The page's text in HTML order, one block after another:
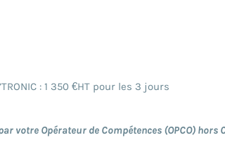
: 1 350 €HT pour les 3 jours
votre Opérateur de Compétences (OPCO) hors